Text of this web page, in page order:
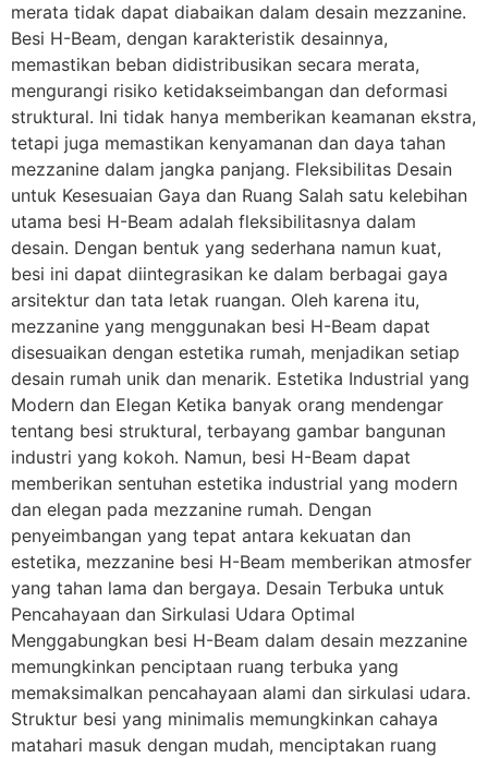
merata tidak dapat diabaikan dalam desain mezzanine.
Besi H-Beam, dengan karakteristik desainnya,
memastikan beban didistribusikan secara merata,
mengurangi risiko ketidakseimbangan dan deformasi
struktural. Ini tidak hanya memberikan keamanan ekstra,
tetapi juga memastikan kenyamanan dan daya tahan
mezzanine dalam jangka panjang. Fleksibilitas Desain
untuk Kesesuaian Gaya dan Ruang Salah satu kelebihan
utama besi H-Beam adalah fleksibilitasnya dalam
desain. Dengan bentuk yang sederhana namun kuat,
besi ini dapat diintegrasikan ke dalam berbagai gaya
arsitektur dan tata letak ruangan. Oleh karena itu,
mezzanine yang menggunakan besi H-Beam dapat
disesuaikan dengan estetika rumah, menjadikan setiap
desain rumah unik dan menarik. Estetika Industrial yang
Modern dan Elegan Ketika banyak orang mendengar
tentang besi struktural, terbayang gambar bangunan
industri yang kokoh. Namun, besi H-Beam dapat
memberikan sentuhan estetika industrial yang modern
dan elegan pada mezzanine rumah. Dengan
penyeimbangan yang tepat antara kekuatan dan
estetika, mezzanine besi H-Beam memberikan atmosfer
yang tahan lama dan bergaya. Desain Terbuka untuk
Pencahayaan dan Sirkulasi Udara Optimal
Menggabungkan besi H-Beam dalam desain mezzanine
memungkinkan penciptaan ruang terbuka yang
memaksimalkan pencahayaan alami dan sirkulasi udara.
Struktur besi yang minimalis memungkinkan cahaya
matahari masuk dengan mudah, menciptakan ruang